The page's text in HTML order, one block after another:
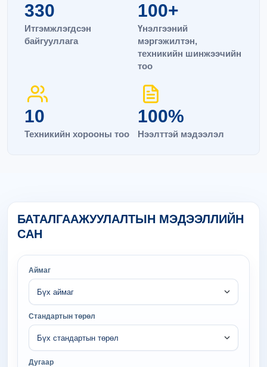
330
Итгэмжлэгдсэн
байгууллага
100+
Үнэлгээний
мэргэжилтэн,
техникийн шинжээчийн
тоо
10
Техникийн хорооны тоо
100%
Нээлттэй мэдээлэл
БАТАЛГААЖУУЛАЛТЫН МЭДЭЭЛЛИЙН
САН
Аймаг
Стандартын төрөл
Дугаар